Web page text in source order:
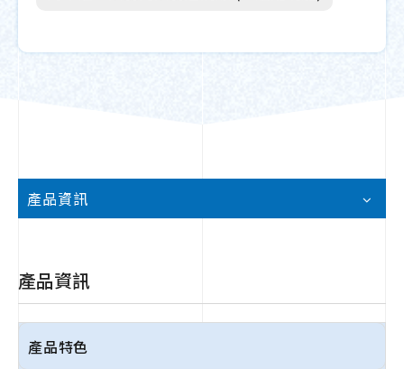
產品資訊
產品資訊
產品特色